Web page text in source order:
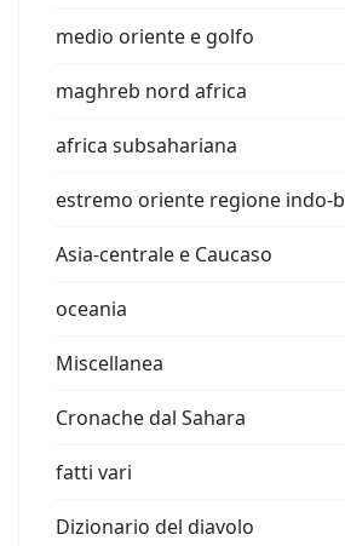
medio oriente e golfo
maghreb nord africa
africa subsahariana
estremo oriente regione indo-
Asia-centrale e Caucaso
oceania
Miscellanea
Cronache dal Sahara
fatti vari
Dizionario del diavolo